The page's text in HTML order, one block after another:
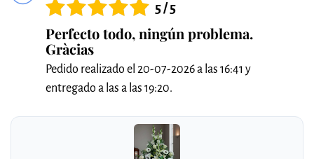
5 / 5
Perfecto todo, ningún problema.
Gràcias
Pedido realizado el 20-07-2026 a las 16:41 y
entregado a las a las 19:20.